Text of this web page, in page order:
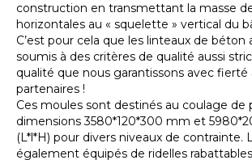
construction en transmettant la masse
horizontales au « squelette » vertical du
C’est pour cela que les linteaux de béton
soumis à des critères de qualité aussi
qualité que nous garantissons avec fierté
partenaires !
Ces moules sont destinés au coulage de
dimensions 3580*120*300 mm et
(L*l*H) pour divers niveaux de contrainte.
également équipés de ridelles